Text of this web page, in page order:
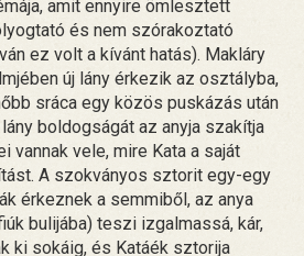
amit ennyire ömlesztett
és nem szórakoztató
ez volt a kívánt hatás). Makláry
új lány érkezik az osztályba,
sráca egy közös puskázás után
boldogságát az anyja szakítja
vannak vele, mire Kata a saját
A szokványos sztorit egy-egy
érkeznek a semmiből, az anya
bulijába) teszi izgalmassá, kár,
ki sokáig, és Katáék sztorija